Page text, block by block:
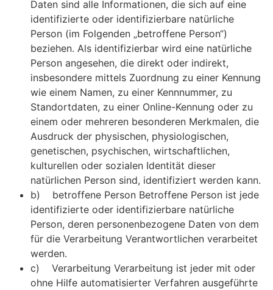
Daten sind alle Informationen, die sich auf eine
identifizierte oder identifizierbare natürliche
Person (im Folgenden „betroffene Person“)
beziehen. Als identifizierbar wird eine natürliche
Person angesehen, die direkt oder indirekt,
insbesondere mittels Zuordnung zu einer Kennung
wie einem Namen, zu einer Kennnummer, zu
Standortdaten, zu einer Online-Kennung oder zu
einem oder mehreren besonderen Merkmalen, die
Ausdruck der physischen, physiologischen,
genetischen, psychischen, wirtschaftlichen,
kulturellen oder sozialen Identität dieser
natürlichen Person sind, identifiziert werden kann.
b) betroffene Person Betroffene Person ist jede
identifizierte oder identifizierbare natürliche
Person, deren personenbezogene Daten von dem
für die Verarbeitung Verantwortlichen verarbeitet
werden.
c) Verarbeitung Verarbeitung ist jeder mit oder
ohne Hilfe automatisierter Verfahren ausgeführte